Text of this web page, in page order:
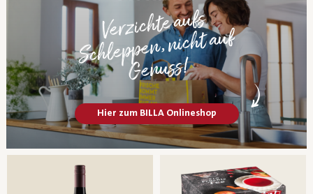
Verzichte aufs
Schleppen, nicht auf
Genuss!
Hier zum BILLA Onlineshop